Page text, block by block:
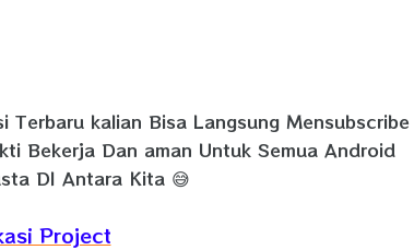
kalian Bisa Langsung Mensubscribe
Bekerja Dan aman Untuk Semua Android
DI Antara Kita 😅
Project